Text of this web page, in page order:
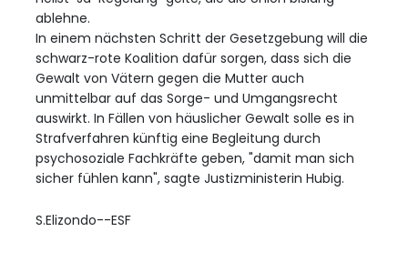
ablehne.
In einem nächsten Schritt der Gesetzgebung will die
schwarz-rote Koalition dafür sorgen, dass sich die
Gewalt von Vätern gegen die Mutter auch
unmittelbar auf das Sorge- und Umgangsrecht
auswirkt. In Fällen von häuslicher Gewalt solle es in
Strafverfahren künftig eine Begleitung durch
psychosoziale Fachkräfte geben, "damit man sich
sicher fühlen kann", sagte Justizministerin Hubig.
S.Elizondo--ESF